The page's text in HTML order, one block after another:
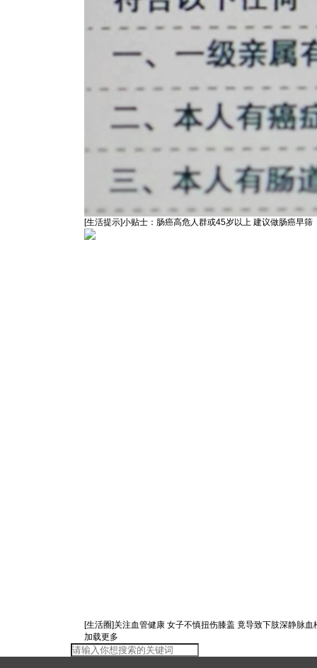
[生活提示]小贴士：肠癌高危人群或45岁以上 建议做肠癌早筛
[生活圈]关注血管健康 女子不慎扭伤膝盖 竟导致下肢深静脉血
加载更多